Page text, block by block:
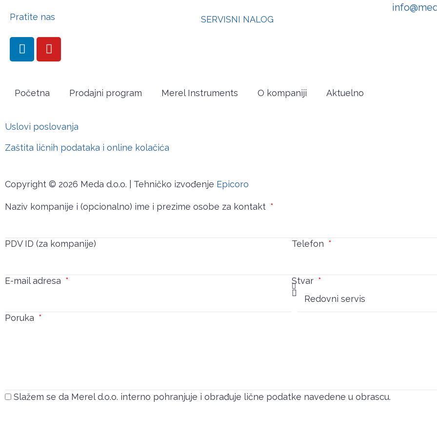
Pratite nas SERVISNI NALOG
Početna Prodajni program Merel Instruments O kompaniji Aktuelno
Uslovi poslovanja
Zaštita ličnih podataka i online kolačića
Copyright © 2026 Meda d.o.o. | Tehničko izvođenje Epicoro
Naziv kompanije i (opcionalno) ime i prezime osobe za kontakt
PDV ID (za kompanije) Telefon
E-mail adresa Stvar
Poruka
Slažem se da Merel d.o.o. interno pohranjuje i obrađuje lične podatke navedene u obrascu.